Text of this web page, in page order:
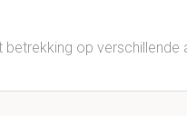
betrekking op